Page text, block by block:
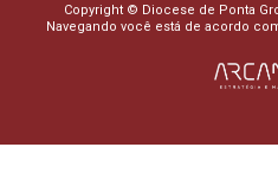
Copyright © Diocese de Ponta
Navegando você está de acordo